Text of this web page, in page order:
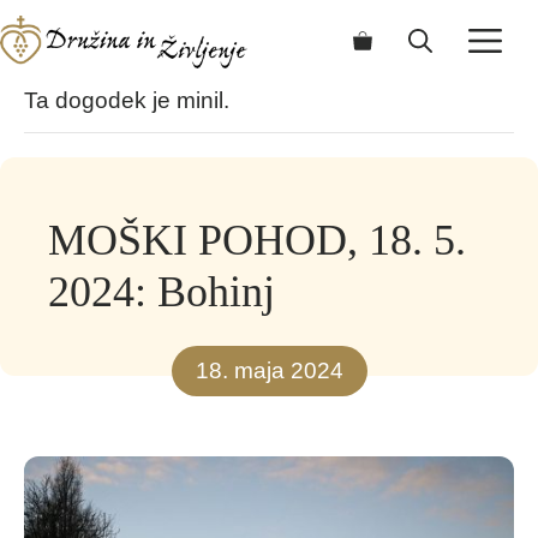
Skip
to
Ta dogodek je minil.
MOŠKI POHOD, 18. 5.
2024: Bohinj
18. maja 2024